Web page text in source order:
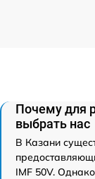
Почему для
выбрать нас
В Казани
IMF 50V. Однако